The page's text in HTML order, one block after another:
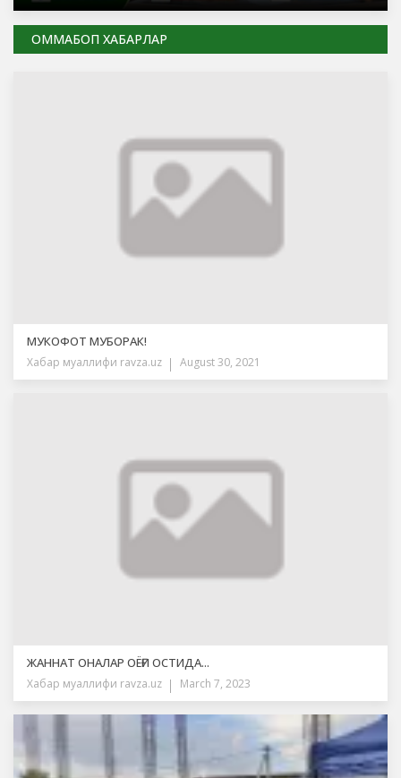
ОММАБОП ХАБАРЛАР
МУКОФОТ МУБОРАК!
Хабар муаллифи ravza.uz August 30, 2021
ЖАННАТ ОНАЛАР ОЁҒИ ОСТИДА...
Хабар муаллифи ravza.uz March 7, 2023